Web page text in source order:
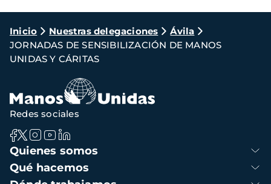
Ruta
de
navegación
Inicio Nuestras delegaciones
Ávila
JORNADAS DE SENSIBILIZACIÓN DE MANOS
UNIDAS Y CÁRITAS
Navegación
principal
Quienes somos
Qué hacemos
Redes sociales